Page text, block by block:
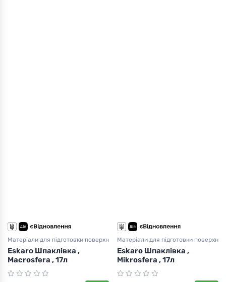
Матеріали для підготовки поверхні
Eskaro Шпаклівка ,
Macrosfera , 17л
Матеріали для підготовки поверхні
Eskaro Шпаклівка ,
Mikrosfera , 17л